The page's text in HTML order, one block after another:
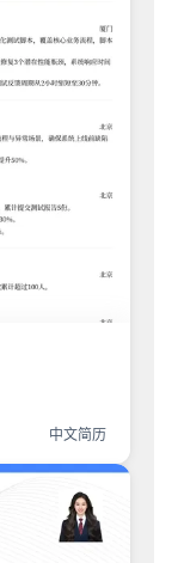
中文简历